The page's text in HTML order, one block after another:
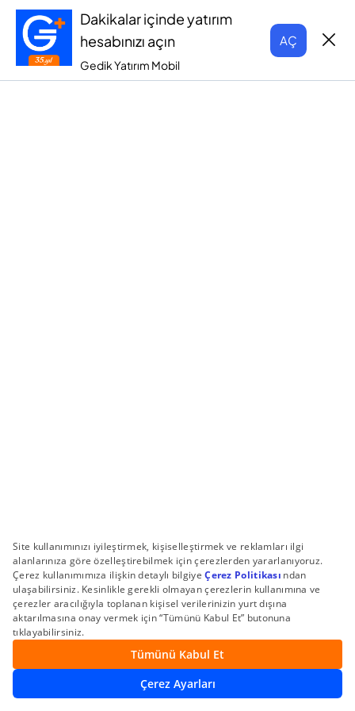
Dakikalar içinde yatırım
hesabınızı açın
Gedik Yatırım Mobil
AÇ